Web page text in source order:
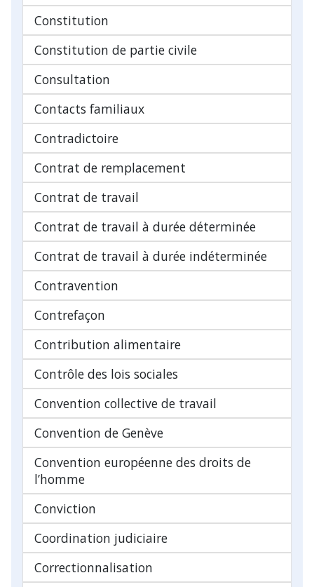
Constitution
Constitution de partie civile
Consultation
Contacts familiaux
Contradictoire
Contrat de remplacement
Contrat de travail
Contrat de travail à durée déterminée
Contrat de travail à durée indéterminée
Contravention
Contrefaçon
Contribution alimentaire
Contrôle des lois sociales
Convention collective de travail
Convention de Genève
Convention européenne des droits de
l’homme
Conviction
Coordination judiciaire
Correctionnalisation